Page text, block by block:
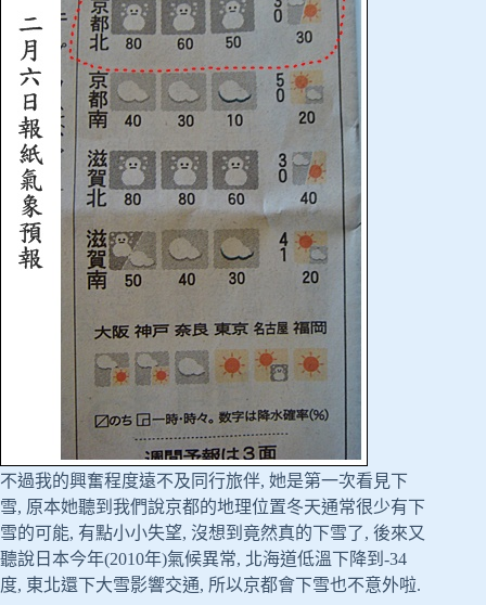
不過我的興奮程度遠不及同行旅伴, 她是第一次看見下
雪, 原本她聽到我們說京都的地理位置冬天通常很少有下
雪的可能, 有點小小失望, 沒想到竟然真的下雪了, 後來又
聽說日本今年(2010年)氣候異常, 北海道低溫下降到-34
度, 東北還下大雪影響交通, 所以京都會下雪也不意外啦.